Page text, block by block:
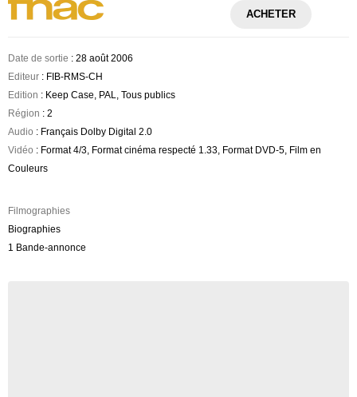
ACHETER
Date de sortie : 28 août 2006
Editeur : FIB-RMS-CH
Edition : Keep Case, PAL, Tous publics
Région : 2
Audio : Français Dolby Digital 2.0
Vidéo : Format 4/3, Format cinéma respecté 1.33, Format DVD-5, Film en
Couleurs
Filmographies
Biographies
1 Bande-annonce